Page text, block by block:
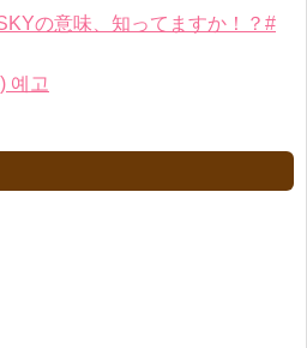
の意味、知ってますか！？#
예고